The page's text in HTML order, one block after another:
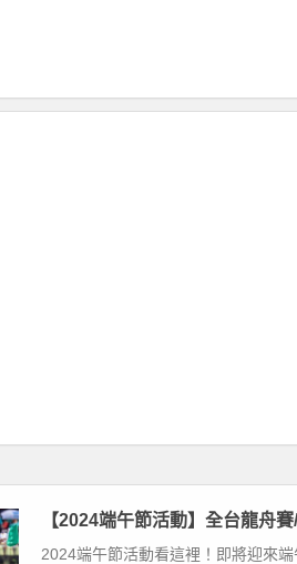
【2024端午節活動】全台龍舟
2024端午節活動看這裡！即將迎來